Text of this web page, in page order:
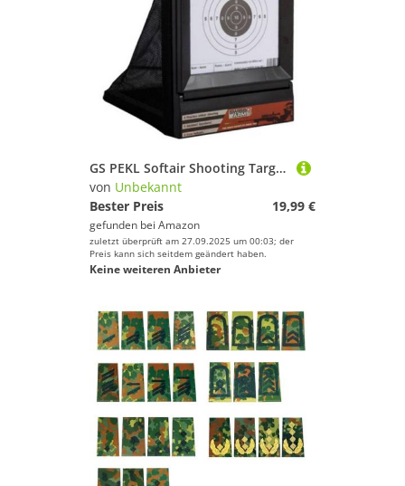
GS PEKL Softair Shooting Target Zubehör Zielscheibe mit Kugelfang für Softair-Pistole
von Unbekannt
Bester Preis
19,99 €
gefunden bei Amazon
zuletzt überprüft am 27.09.2025 um 00:03; der
Preis kann sich seitdem geändert haben.
Keine weiteren Anbieter